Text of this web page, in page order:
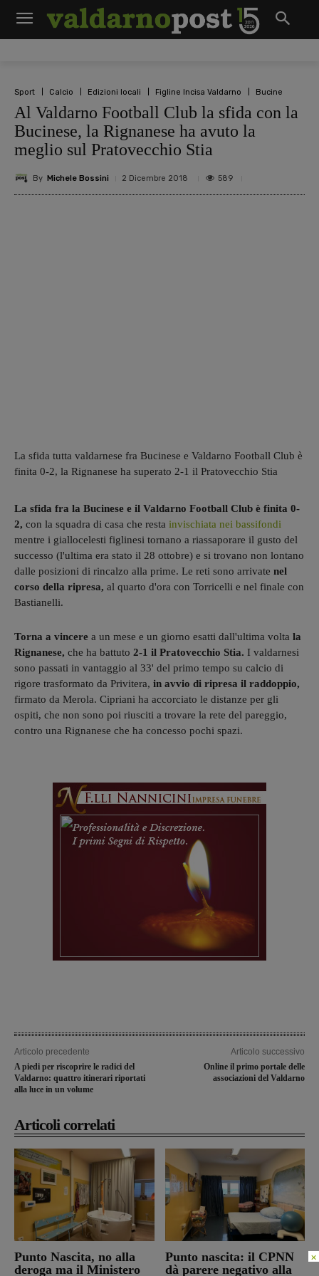
Sport Calcio Edizioni locali Figline Incisa Valdarno Bucine
Al Valdarno Football Club la sfida con la
Bucinese, la Rignanese ha avuto la
meglio sul Pratovecchio Stia
By Michele Bossini 2 Dicembre 2018 589
La sfida tutta valdarnese fra Bucinese e Valdarno Football Club è
finita 0-2, la Rignanese ha superato 2-1 il Pratovecchio Stia
La sfida fra la Bucinese e il Valdarno Football Club è finita 0-
2, con la squadra di casa che resta invischiata nei bassifondi
mentre i giallocelesti figlinesi tornano a riassaporare il gusto del
successo (l'ultima era stato il 28 ottobre) e si trovano non lontano
dalle posizioni di rincalzo alla prime. Le reti sono arrivate nel
corso della ripresa, al quarto d'ora con Torricelli e nel finale con
Bastianelli.
Torna a vincere a un mese e un giorno esatti dall'ultima volta la
Rignanese, che ha battuto 2-1 il Pratovecchio Stia. I valdarnesi
sono passati in vantaggio al 33' del primo tempo su calcio di
rigore trasformato da Privitera, in avvio di ripresa il raddoppio,
firmato da Merola. Cipriani ha accorciato le distanze per gli
ospiti, che non sono poi riusciti a trovare la rete del pareggio,
contro una Rignanese che ha concesso pochi spazi.
Articolo precedente
A piedi per riscoprire le radici del
Valdarno: quattro itinerari riportati
alla luce in un volume
Articolo successivo
Online il primo portale delle
associazioni del Valdarno
Articoli correlati
Punto Nascita, no alla
deroga ma il Ministero
Punto nascita: il CPNN
dà parere negativo alla
×